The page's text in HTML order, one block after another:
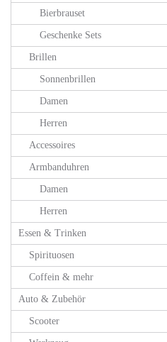
Bierbrauset
Geschenke Sets
Brillen
Sonnenbrillen
Damen
Herren
Accessoires
Armbanduhren
Damen
Herren
Essen & Trinken
Spirituosen
Coffein & mehr
Auto & Zubehör
Scooter